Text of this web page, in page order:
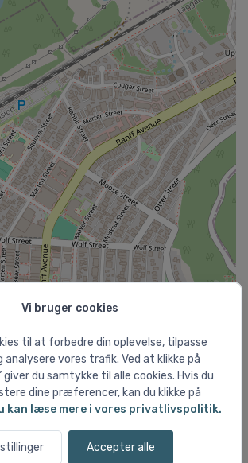
Vi bruger cookies
til at forbedre din oplevelse, tilpasse
analysere vores trafik. Ved at klikke på
giver du samtykke til alle cookies. Hvis du
dine præferencer, kan du klikke på
kan læse mere i vores privatlivspolitik.
Accepter alle
+ Imprægnerings pakke 2x500 ml